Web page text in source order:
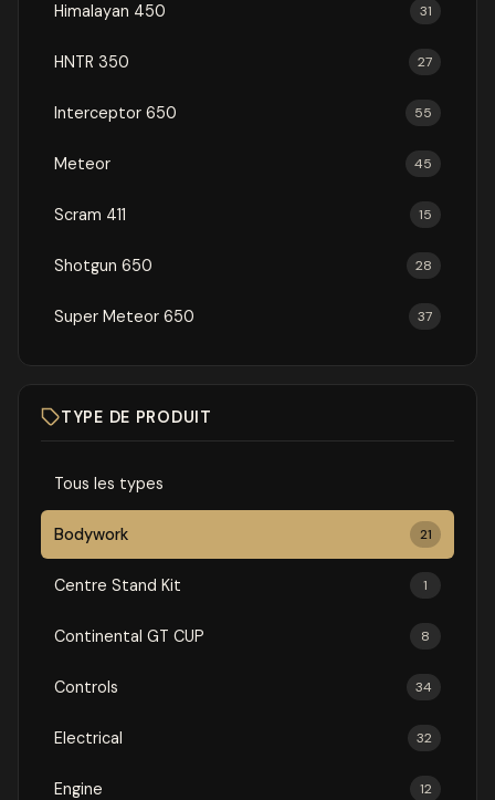
Himalayan 450 31
HNTR 350 27
Interceptor 650 55
Meteor 45
Scram 411 15
Shotgun 650 28
Super Meteor 650 37
TYPE DE PRODUIT
Tous les types
Bodywork 21
Centre Stand Kit 1
Continental GT CUP 8
Controls 34
Electrical 32
Engine 12